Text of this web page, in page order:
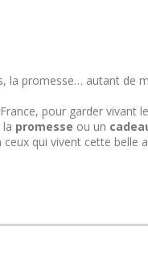
promesse… autant
pour garder vivant
promesse ou un
qui vivent cette belle